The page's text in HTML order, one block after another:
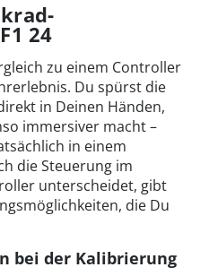
24
zu einem Controller
Du spürst die
in Deinen Händen,
immersiver macht –
in einem
die Steuerung im
unterscheidet, gibt
die Du
bei der Kalibrierung